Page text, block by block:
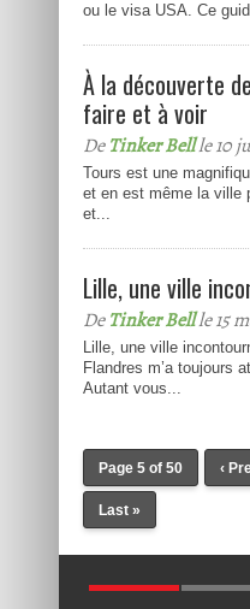
ou le visa USA. Ce
À la découverte
faire et à voir
DeTinker Bellle 10
Tours est une
et en est même la ville
et...
Lille, une ville
DeTinker Bellle 15
Lille, une ville
Flandres m’a toujours
Autant vous...
Page 5 of 50 ‹
Last »